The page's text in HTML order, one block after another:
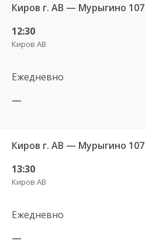
Киров г. АВ — Мурыгино 107
12:30
Киров АВ
Ежедневно
—
Киров г. АВ — Мурыгино 107
13:30
Киров АВ
Ежедневно
—